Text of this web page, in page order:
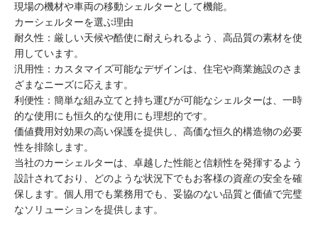
現場の機材や車両の移動シェルターとして機能。
カーシェルターを選ぶ理由
耐久性：厳しい天候や酷使に耐えられるよう、高品質の素材を使
用しています。
汎用性：カスタマイズ可能なデザインは、住宅や商業施設のさま
ざまなニーズに応えます。
利便性：簡単な組み立てと持ち運びが可能なシェルターは、一時
的な使用にも恒久的な使用にも理想的です。
価値費用対効果の高い保護を提供し、高価な恒久的構造物の必要
性を排除します。
当社のカーシェルターは、卓越した性能と信頼性を発揮するよう
設計されており、どのような状況下でもお客様の資産の安全を確
保します。個人用でも業務用でも、妥協のない品質と価値で完璧
なソリューションを提供します。